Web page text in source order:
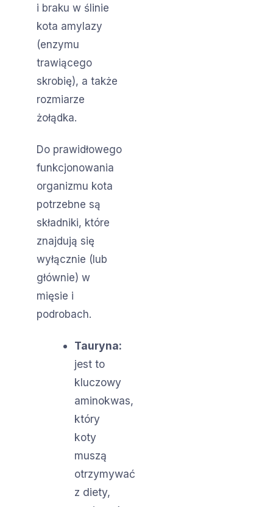
i braku w ślinie
kota amylazy
(enzymu
trawiącego
skrobię), a także
rozmiarze
żołądka.
Do prawidłowego
funkcjonowania
organizmu kota
potrzebne są
składniki, które
znajdują się
wyłącznie (lub
głównie) w
mięsie i
podrobach.
Tauryna:
jest to
kluczowy
aminokwas,
który
koty
muszą
otrzymywać
z diety,